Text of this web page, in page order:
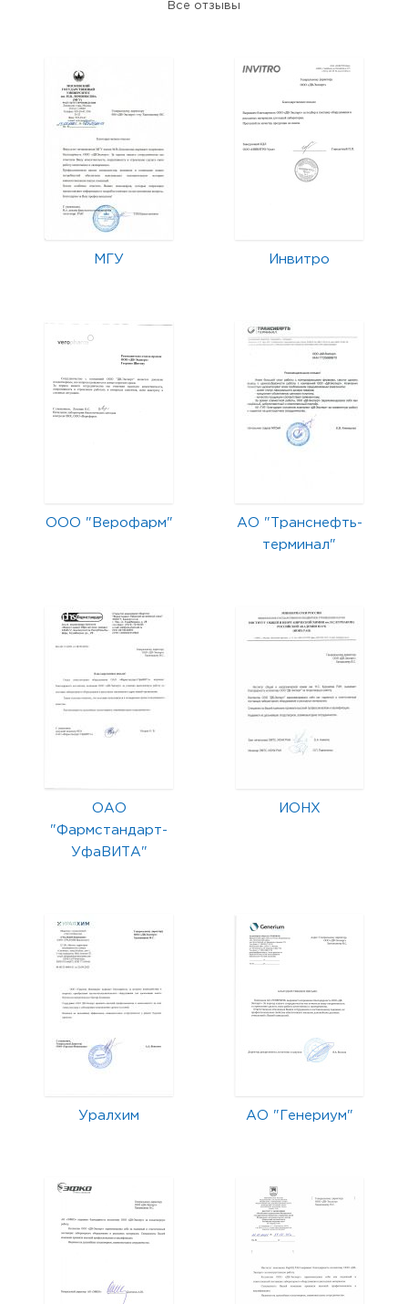
Все отзывы
МГУ Инвитро
ООО "Верофарм"
АО "Транснефть-
терминал"
ОАО
"Фармстандарт-
УфаВИТА"
ИОНХ
Уралхим АО "Генериум"